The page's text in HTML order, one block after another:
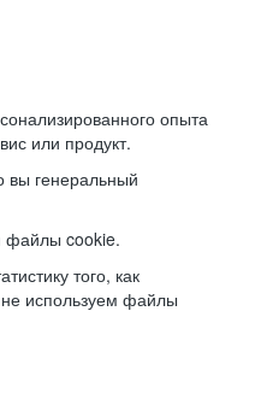
опыта
или продукт.
вы генеральный
файлы cookie.
того, как
используем файлы